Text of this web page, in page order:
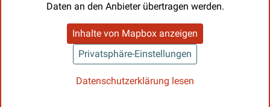
Daten an den Anbieter übertragen werden.
Inhalte von Mapbox anzeigen
Privatsphäre-Einstellungen
Datenschutzerklärung lesen